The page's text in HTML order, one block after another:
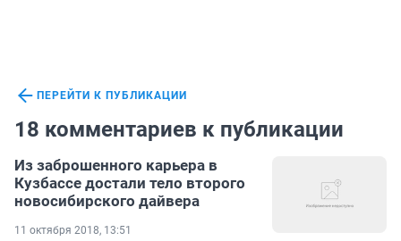
ПЕРЕЙТИ К ПУБЛИКАЦИИ
18 комментариев к публикации
Из заброшенного карьера в
Кузбассе достали тело второго
новосибирского дайвера
11 октября 2018, 13:51